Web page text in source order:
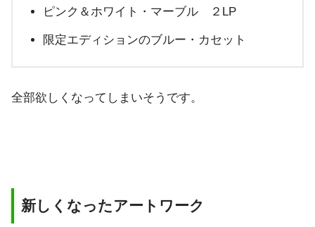
ピンク＆ホワイト・マーブル ２LP
限定エディションのブルー・カセット
全部欲しくなってしまいそうです。
新しくなったアートワーク